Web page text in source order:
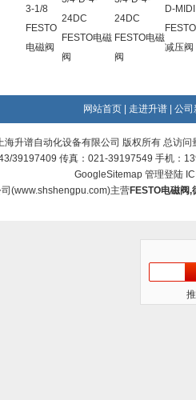
3-1/8
FESTO
电磁阀
24DC
FESTO电磁
阀
24DC
FESTO电磁
阀
D-MIDI
FESTO
减压阀
网站首页 走进升谱 公司
海升谱自动化设备有限公司 版权所有 总访问
39197409 传真：021-39197549 手机：
GoogleSitemap 管理登陆
(www.shshengpu.com)主营FESTO电磁阀,